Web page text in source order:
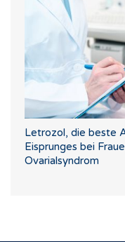
Letrozol, die beste
Eisprunges bei
Ovarialsyndrom